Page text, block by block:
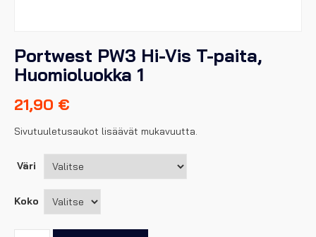
Portwest PW3 Hi-Vis T-paita,
Huomioluokka 1
21,90 €
Sivutuuletusaukot lisäävät mukavuutta.
Väri
Koko